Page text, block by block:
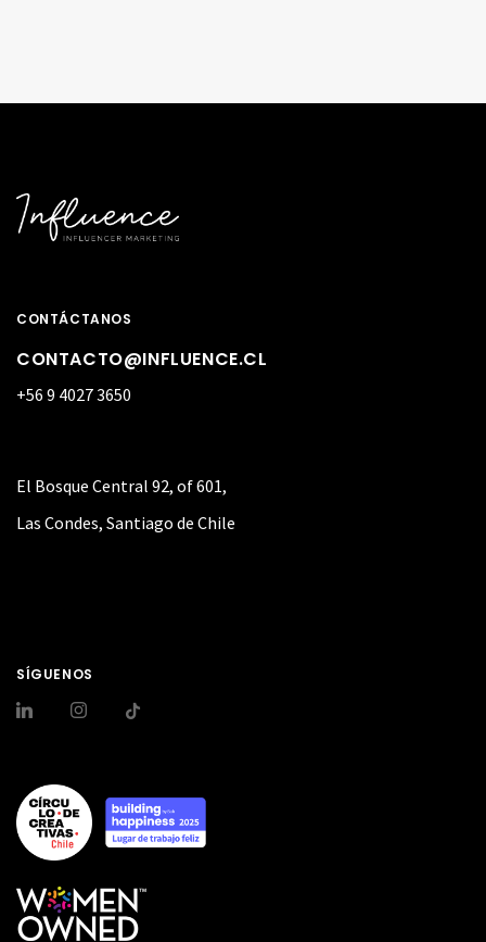
CONTÁCTANOS
CONTACTO@INFLUENCE.CL
+56 9 4027 3650
El Bosque Central 92, of 601,
Las Condes, Santiago de Chile
SÍGUENOS